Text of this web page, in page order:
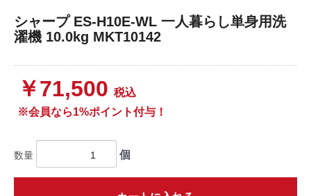
シャープ ES-H10E-WL 一人暮らし単身用洗
濯機 10.0kg MKT10142
￥71,500 税込
※会員なら1%ポイント付与！
数量 個